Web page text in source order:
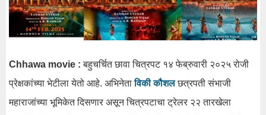
Chhawa movie : बहुचर्चित छावा चित्रपट १४ फेब्रुवारी २०२५ रोजी
प्रेक्षकांच्या भेटीला येतो आहे. अभिनेताविकी कौशलछत्रपती संभाजी
महाराजांच्या भूमिकेत दिसणार असून चित्रपटाचा ट्रेलर २२ तारखेला